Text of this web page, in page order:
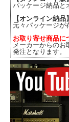
パッケージ納品と
【オンライン納品】
元々パッケージが
お取り寄せ商品に
メーカーからの
発注となります。